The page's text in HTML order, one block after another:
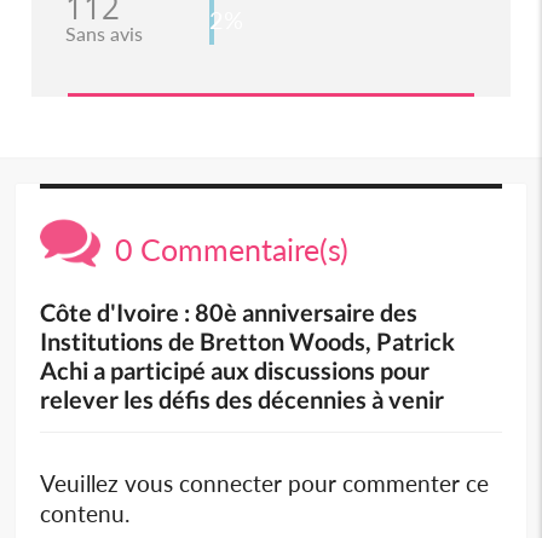
Sans avis 2%
0 Commentaire(s)
Côte d'Ivoire : 80è anniversaire des
Institutions de Bretton Woods, Patrick
Achi a participé aux discussions pour
relever les défis des décennies à venir
Veuillez vous connecter pour commenter ce
contenu.